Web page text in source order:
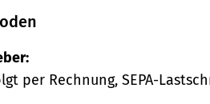
per Rechnung, SEPA-